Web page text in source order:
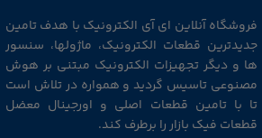
فروشگاه آنلاین ای آی الکترونیک با هدف تامین
جدیدترین قطعات الکترونیک، ماژولها، سنسور
ها و دیگر تجهیزات الکترونیک مبتنی بر هوش
مصنوعی تاسیس گردید و همواره در تلاش است
تا با تامین قطعات اصلی و اورجینال معضل
قطعات فیک بازار را برطرف کند.